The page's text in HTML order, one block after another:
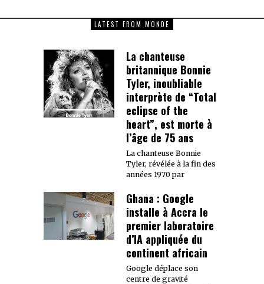
LATEST FROM MONDE
La chanteuse
britannique Bonnie
Tyler, inoubliable
interprète de “Total
eclipse of the
heart”, est morte à
l’âge de 75 ans
La chanteuse Bonnie
Tyler, révélée à la fin des
années 1970 par
Ghana : Google
installe à Accra le
premier laboratoire
d’IA appliquée du
continent africain
Google déplace son
centre de gravité